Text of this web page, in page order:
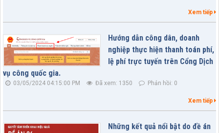
Xem tiếp
Hướng dẫn công dân, doanh
nghiệp thực hiện thanh toán phí,
lệ phí trực tuyến trên Cổng Dịch
vụ công quốc gia.
03/05/2024 04:15:00 PM Đã xem: 1350 Phản hồi: 0
Xem tiếp
Những kết quả nổi bật do đề án